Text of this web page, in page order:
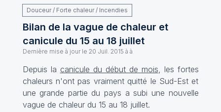
Douceur / Forte chaleur / Incendies
Bilan de la vague de chaleur et
canicule du 15 au 18 juillet
Dernière mise à jour le 20 Juil. 2015 à à
Depuis la canicule du début de mois, les fortes
chaleurs n'ont pas vraiment quitté le Sud-Est et
une grande partie du pays a subi une nouvelle
vague de chaleur du 15 au 18 juillet.